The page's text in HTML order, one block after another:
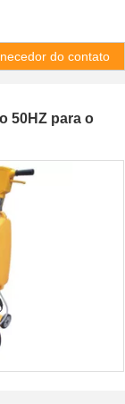
do contato
50HZ para o